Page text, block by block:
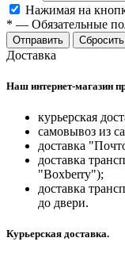
Нажимая на
* — Обязательные
Отправить Сбросить
Доставка
Наш интернет-магазин
курьерская
самовывоз из
доставка
доставка
"Boxberry");
доставка
до двери.
Курьерская доставка.